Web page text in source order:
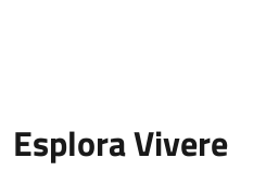
Esplora Vivere